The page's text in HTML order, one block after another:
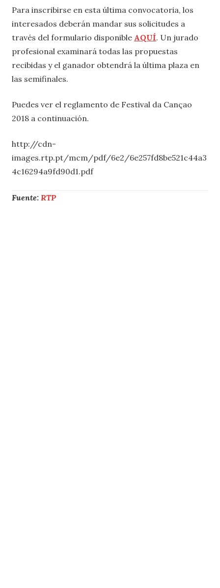
Para inscribirse en esta última convocatoria, los
interesados deberán mandar sus solicitudes a
través del formulario disponible AQUÍ. Un jurado
profesional examinará todas las propuestas
recibidas y el ganador obtendrá la última plaza en
las semifinales.
Puedes ver el reglamento de Festival da Cançao
2018 a continuación.
http://cdn-
images.rtp.pt/mcm/pdf/6e2/6e257fd8be521c44a3
4c16294a9fd90d1.pdf
Fuente: RTP